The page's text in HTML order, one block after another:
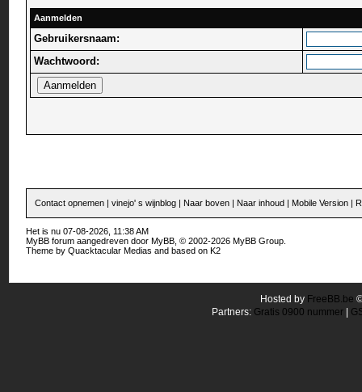
Aanmelden
Gebruikersnaam:
Wachtwoord:
Contact opnemen |vinejo' s wijnblog | Naar boven | Naar inhoud | Mobile Version |
Het is nu 07-08-2026, 11:38 AM
MyBB forum aangedreven doorMyBB , © 2002-2026MyBB Group
Theme byQuacktacular Medias and based onK2
Hosted by FreeBB.be
Partners: Gratis 0900 nummer|